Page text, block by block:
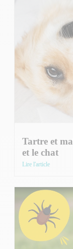
Tartre et
et le chat
Lire l'article